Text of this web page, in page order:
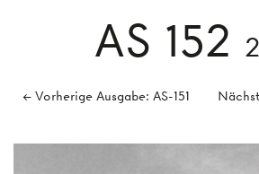
AS 152
← Vorherige Ausgabe: AS-151